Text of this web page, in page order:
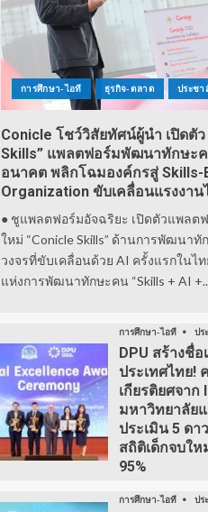
การศึกษา-ไอที ธุรกิจ-ตลาด ประช
Conicle โชว์วิสัยทัศน์ผู้นำ เปิดตัว
Skills” แพลตฟอร์มพัฒนาทักษะ
อนาคต พลิกโฉมองค์กรสู่ Skills-
Organization ขับเคลื่อนแรงงา
● ชูแพลตฟอร์มอัจฉริยะ เปิดตัวแพลตฟ
ใหม่ “Conicle Skills” ด้านการพัฒนา
วงจรที่ขับเคลื่อนด้วย AI ครั้งแรกในไ
แห่งการพัฒนาทักษะคน “Skills + AI
การศึกษา-ไอที ปร
DPU สร้างชื่อ
ประเทศไทย!
เกียรติยศจาก
มหาวิทยาลัย
ประเมิน 5 ด
สถิติเด็กจบใ
95%
การศึกษา-ไอที ปร